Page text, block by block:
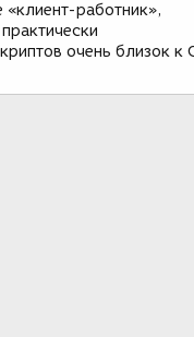
работник»,
очень близок к